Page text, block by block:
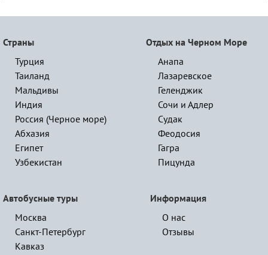
Страны
Турция
Таиланд
Мальдивы
Индия
Россия (Черное море)
Абхазия
Египет
Узбекистан
Отдых на Черном Море
Анапа
Лазаревское
Геленджик
Сочи и Адлер
Судак
Феодосия
Гагра
Пицунда
Автобусные туры
Москва
Санкт-Петербург
Кавказ
Информация
О нас
Отзывы